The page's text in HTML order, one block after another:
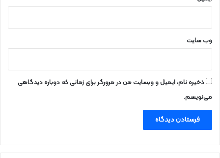
وب‌ سایت
ذخیره نام، ایمیل و وبسایت من در مرورگر برای زمانی که دوباره دیدگاهی
می‌نویسم.